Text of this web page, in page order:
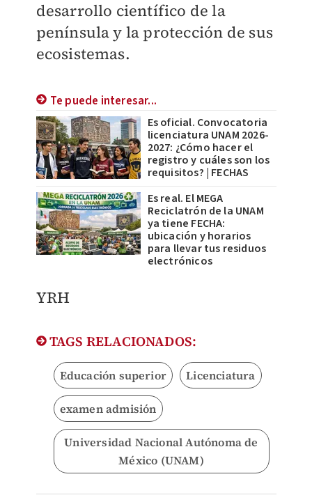
desarrollo científico de la
península y la protección de sus
ecosistemas.
Te puede interesar...
Es oficial. Convocatoria
licenciatura UNAM 2026-
2027: ¿Cómo hacer el
registro y cuáles son los
requisitos? | FECHAS
Es real. El MEGA
Reciclatrón de la UNAM
ya tiene FECHA:
ubicación y horarios
para llevar tus residuos
electrónicos
YRH
TAGS RELACIONADOS:
Educación superior Licenciatura
examen admisión
Universidad Nacional Autónoma de
México (UNAM)